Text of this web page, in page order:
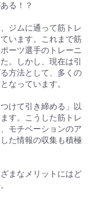
る！？
ジムに通って筋トレ
います。これまで筋
ーツ選手のトレーニ
。しかし、現在は引
方法として、多くの
なっています。
けて引き締める」以
す。こうした筋トレ
モチベーションのア
た情報の収集も積極
まなメリットにはど